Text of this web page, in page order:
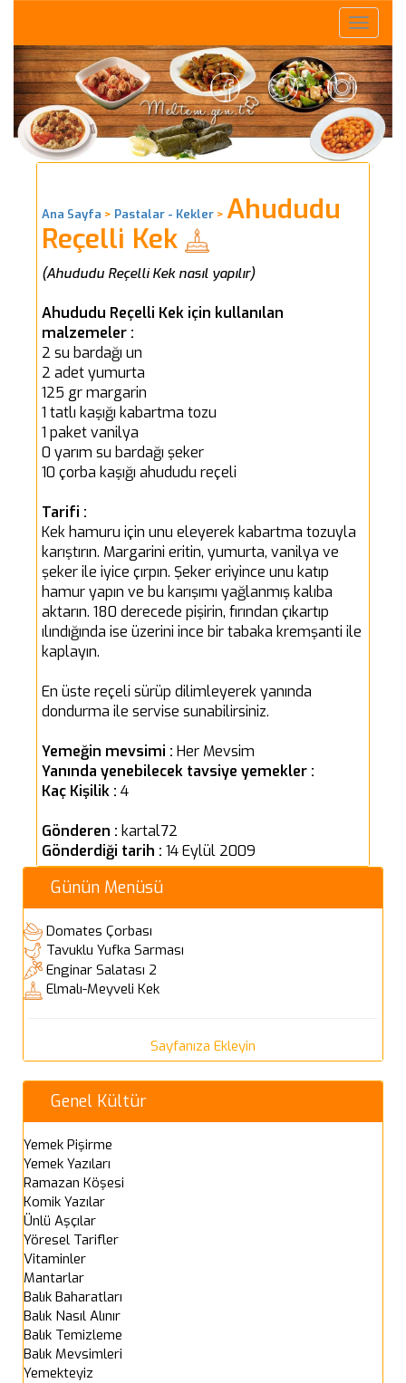
Toggle
Ana Sayfa > Pastalar - Kekler > Ahududu
Reçelli Kek
(Ahududu Reçelli Kek nasıl yapılır)
Ahududu Reçelli Kek için kullanılan
malzemeler :
2 su bardağı un
2 adet yumurta
125 gr margarin
1 tatlı kaşığı kabartma tozu
1 paket vanilya
0 yarım su bardağı şeker
10 çorba kaşığı ahududu reçeli
Tarifi :
Kek hamuru için unu eleyerek kabartma tozuyla
karıştırın. Margarini eritin, yumurta, vanilya ve
şeker ile iyice çırpın. Şeker eriyince unu katıp
hamur yapın ve bu karışımı yağlanmış kalıba
aktarın. 180 derecede pişirin, fırından çıkartıp
ılındığında ise üzerini ince bir tabaka kremşanti ile
kaplayın.
En üste reçeli sürüp dilimleyerek yanında
dondurma ile servise sunabilirsiniz.
Yemeğin mevsimi : Her Mevsim
Yanında yenebilecek tavsiye yemekler :
Kaç Kişilik : 4
Gönderen : kartal72
Gönderdiği tarih : 14 Eylül 2009
Günün Menüsü
Domates Çorbası
Tavuklu Yufka Sarması
Enginar Salatası 2
Elmalı-Meyveli Kek
Sayfanıza Ekleyin
Genel Kültür
Yemek Pişirme
Yemek Yazıları
Ramazan Köşesi
Komik Yazılar
Ünlü Aşçılar
Yöresel Tarifler
Vitaminler
Mantarlar
Balık Baharatları
Balık Nasıl Alınır
Balık Temizleme
Balık Mevsimleri
Yemekteyiz